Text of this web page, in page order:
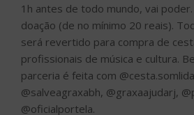
1h antes de todo mundo, vai
doação (de no mínimo 20 reais).
será revertido para compra de
profissionais de música e cultura.
parceria é feita com
@salveagraxabh, @graxaajudarj,
@oficialportela.